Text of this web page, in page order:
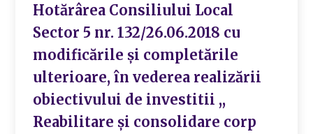
Hotărârea Consiliului Local
Sector 5 nr. 132/26.06.2018 cu
modificările și completările
ulterioare, în vederea realizării
obiectivului de investitii ,,
Reabilitare și consolidare corp